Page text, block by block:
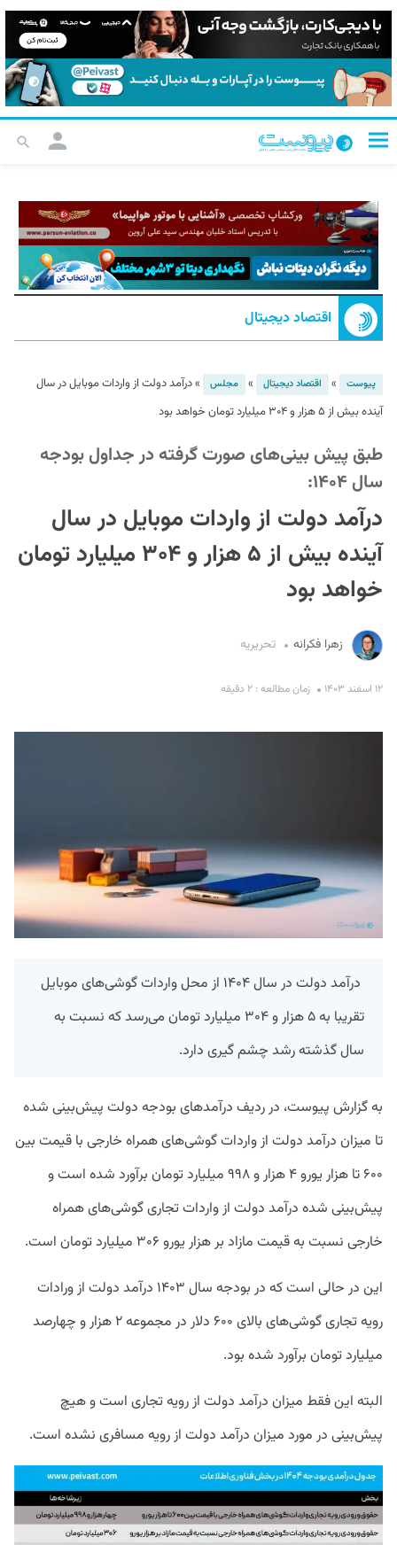
اقتصاد دیجیتال
پیوست » اقتصاد دیجیتال » مجلس »درآمد دولت از واردات موبایل در سال
آینده بیش از ۵ هزار و ۳۰۴ میلیارد تومان خواهد بود
طبق پیش بینی‌های صورت گرفته در جداول بودجه
سال ۱۴۰۴:
درآمد دولت از واردات موبایل در سال
آینده بیش از ۵ هزار و ۳۰۴ میلیارد تومان
خواهد بود
زهرا فکرانه تحریریه
۱۲ اسفند ۱۴۰۳ زمان مطالعه : ۲ دقیقه
درآمد دولت در سال ۱۴۰۴ از محل واردات گوشی‌های موبایل
تقریبا به ۵ هزار و ۳۰۴ میلیارد تومان می‌رسد که نسبت به
سال گذشته رشد چشم‌ گیری دارد.
به گزارش پیوست، در ردیف درآمدهای بودجه دولت پیش‌بینی شده
تا میزان درآمد دولت از واردات گوشی‌های همراه خارجی با قیمت بین
۶۰۰ تا هزار یورو ۴ هزار و ۹۹۸ میلیارد تومان برآورد شده است و
پیش‌بینی شده درآمد دولت از واردات تجاری گوشی‌های همراه
خارجی نسبت به قیمت مازاد بر هزار یورو ۳۰۶ میلیارد تومان است.
این در حالی است که در بودجه سال ۱۴۰۳ درآمد دولت از ورادات
رویه تجاری گوشی‌های بالای ۶۰۰ دلار در مجموعه ۲ هزار و چهارصد
میلیارد تومان برآورد شده بود.
البته این فقط میزان درآمد دولت از رویه تجاری است و هیچ
پیش‌بینی در مورد میزان درآمد دولت از رویه مسافری نشده است.